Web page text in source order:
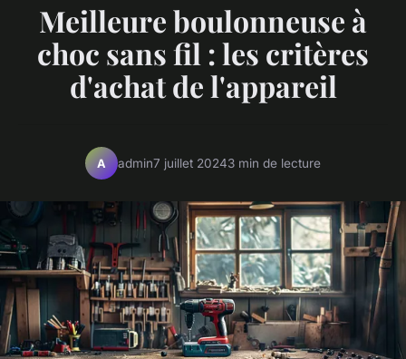
Meilleure boulonneuse à
choc sans fil : les critères
d'achat de l'appareil
A admin7 juillet 20243 min de lecture